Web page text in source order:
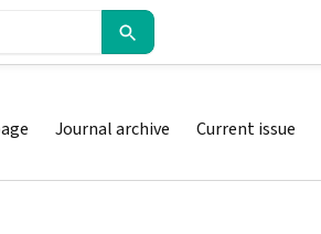
Journal archive Current issue